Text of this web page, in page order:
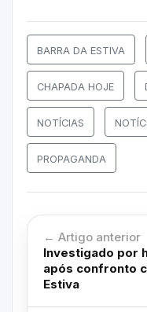
BARRA DA ESTIVA
CHAPADA HOJE
NOTÍCIAS
PROPAGANDA
← Artigo anterior
Investigado por
após confronto
Estiva